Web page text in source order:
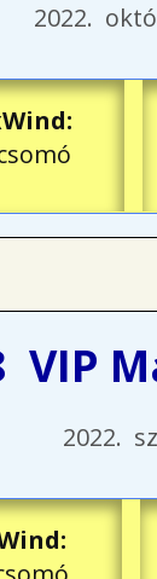
2022.
:
VIP
2022.
: